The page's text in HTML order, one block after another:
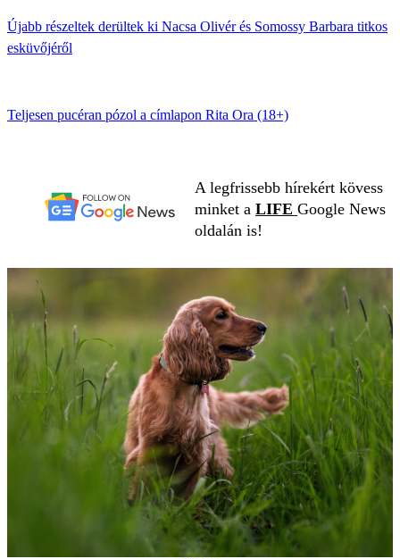
Újabb részeltek derültek ki Nacsa Olivér és Somossy Barbara titkos
esküvőjéről
Teljesen pucéran pózol a címlapon Rita Ora (18+)
A legfrissebb hírekért kövess
minket a LIFE Google News
oldalán is!